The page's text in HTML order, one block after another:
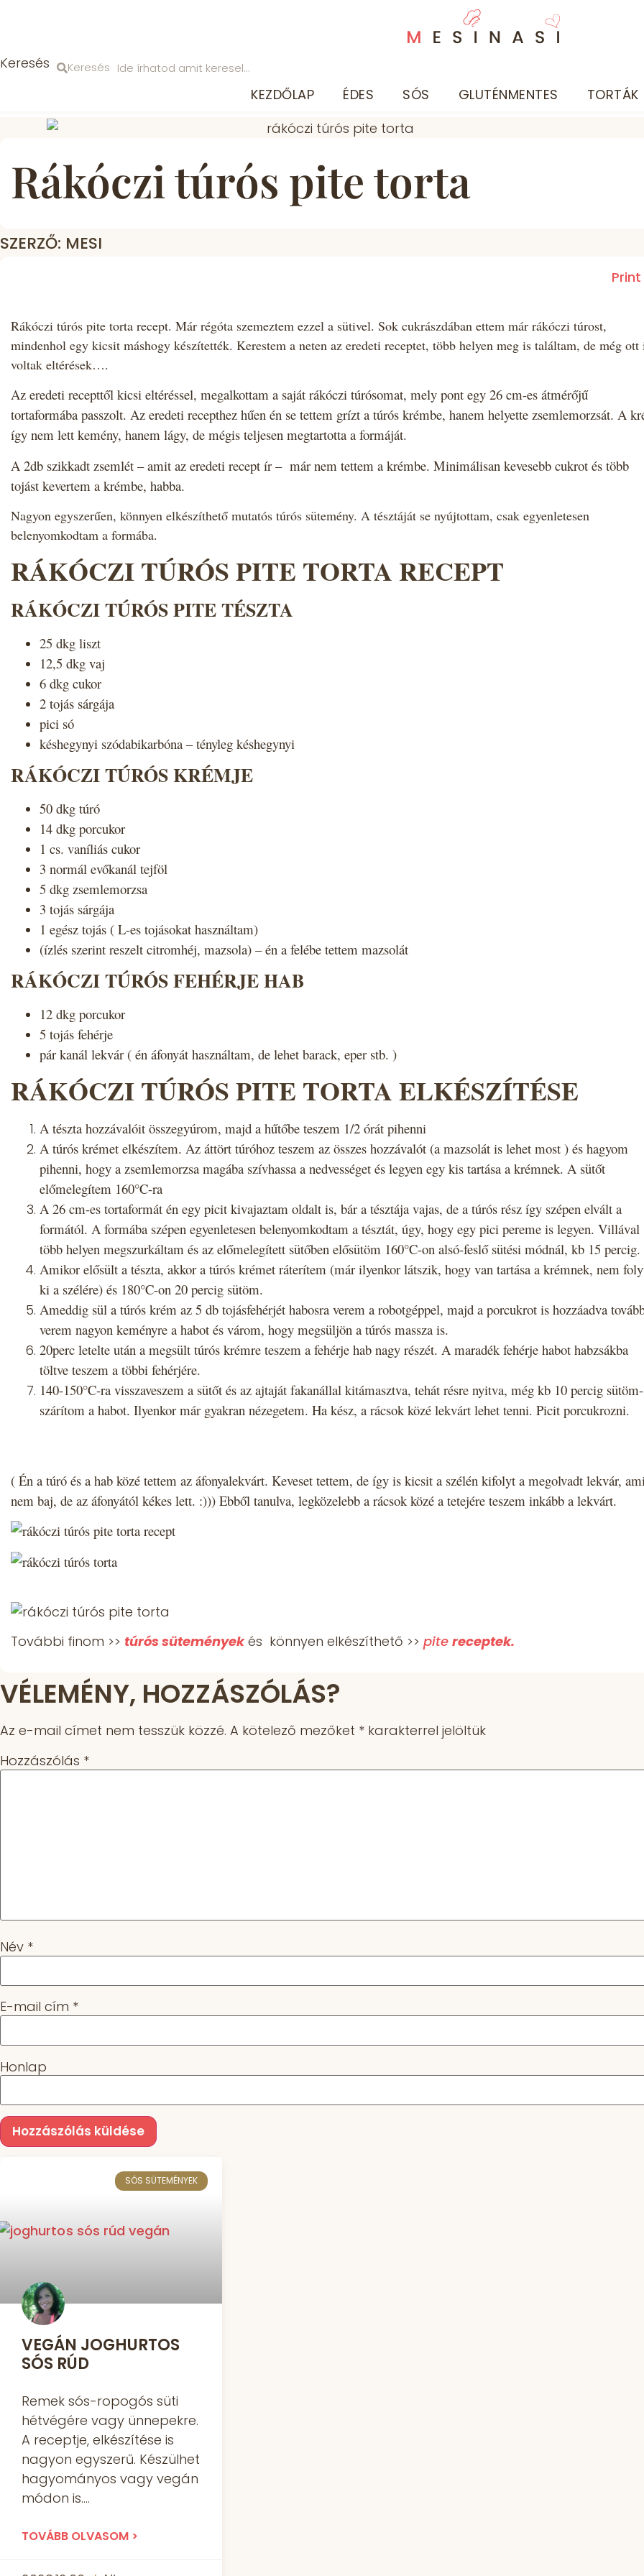
Keresés
Keresés
KEZDŐLAP ÉDES SÓS GLUTÉNMENTES TORTÁK
Rákóczi túrós pite torta
SZERZŐ: MESI
Rákóczi túrós pite torta recept. Már régóta szemeztem ezzel a sütivel. Sok cukrászdában ettem már rákóczi túrost,
mindenhol egy kicsit máshogy készítették. Kerestem a neten az eredeti receptet, több helyen meg is találtam, de még ott
voltak eltérések….
Az eredeti recepttől kicsi eltéréssel, megalkottam a saját rákóczi túrósomat, mely pont egy 26 cm-es átmérőjű
tortaformába passzolt. Az eredeti recepthez hűen én se tettem grízt a túrós krémbe, hanem helyette zsemlemorzsát. A
így nem lett kemény, hanem lágy, de mégis teljesen megtartotta a formáját.
A 2db szikkadt zsemlét – amit az eredeti recept ír – már nem tettem a krémbe. Minimálisan kevesebb cukrot és több
tojást kevertem a krémbe, habba.
Nagyon egyszerűen, könnyen elkészíthető mutatós túrós sütemény. A tésztáját se nyújtottam, csak egyenletesen
belenyomkodtam a formába.
RÁKÓCZI TÚRÓS PITE TORTA RECEPT
RÁKÓCZI TÚRÓS PITE TÉSZTA
25 dkg liszt
12,5 dkg vaj
6 dkg cukor
2 tojás sárgája
pici só
késhegynyi szódabikarbóna – tényleg késhegynyi
RÁKÓCZI TÚRÓS KRÉMJE
50 dkg túró
14 dkg porcukor
1 cs. vaníliás cukor
3 normál evőkanál tejföl
5 dkg zsemlemorzsa
3 tojás sárgája
1 egész tojás ( L-es tojásokat használtam)
(ízlés szerint reszelt citromhéj, mazsola) – én a felébe tettem mazsolát
RÁKÓCZI TÚRÓS FEHÉRJE HAB
12 dkg porcukor
5 tojás fehérje
pár kanál lekvár ( én áfonyát használtam, de lehet barack, eper stb. )
RÁKÓCZI TÚRÓS PITE TORTA ELKÉSZÍTÉSE
A tészta hozzávalóit összegyúrom, majd a hűtőbe teszem 1/2 órát pihenni
A túrós krémet elkészítem. Az áttört túróhoz teszem az összes hozzávalót (a mazsolát is lehet most ) és hagyom
pihenni, hogy a zsemlemorzsa magába szívhassa a nedvességet és legyen egy kis tartása a krémnek. A sütőt
előmelegítem 160°C-ra
A 26 cm-es tortaformát én egy picit kivajaztam oldalt is, bár a tésztája vajas, de a túrós rész így szépen elvált a
formától. A formába szépen egyenletesen belenyomkodtam a tésztát, úgy, hogy egy pici pereme is legyen. Villával
több helyen megszurkáltam és az előmelegített sütőben elősütöm 160°C-on alsó-feslő sütési módnál, kb 15 percig.
Amikor elősült a tészta, akkor a túrós krémet ráterítem (már ilyenkor látszik, hogy van tartása a krémnek, nem
ki a szélére) és 180°C-on 20 percig sütöm.
Ameddig sül a túrós krém az 5 db tojásfehérjét habosra verem a robotgéppel, majd a porcukrot is hozzáadva
verem nagyon keményre a habot és várom, hogy megsüljön a túrós massza is.
20perc letelte után a megsült túrós krémre teszem a fehérje hab nagy részét. A maradék fehérje habot habzsákba
töltve teszem a többi fehérjére.
140-150°C-ra visszaveszem a sütőt és az ajtaját fakanállal kitámasztva, tehát résre nyitva, még kb 10 percig sütöm-
szárítom a habot. Ilyenkor már gyakran nézegetem. Ha kész, a rácsok közé lekvárt lehet tenni. Picit porcukrozni.
( Én a túró és a hab közé tettem az áfonyalekvárt. Keveset tettem, de így is kicsit a szélén kifolyt a megolvadt lekvár,
nem baj, de az áfonyától kékes lett. :))) Ebből tanulva, legközelebb a rácsok közé a tetejére teszem inkább a lekvárt.
További finom >> túrós süteményekés könnyen elkészíthető >> pite receptek.
VÉLEMÉNY, HOZZÁSZÓLÁS?
Az e-mail címet nem tesszük közzé. A kötelező mezőket * karakterrel jelöltük
Hozzászólás *
Név *
E-mail cím *
Honlap
SÓS SÜTEMÉNYEK
VEGÁN JOGHURTOS
SÓS RÚD
Remek sós-ropogós süti
hétvégére vagy ünnepekre.
A receptje, elkészítése is
nagyon egyszerű. Készülhet
hagyományos vagy vegán
módon is.
TOVÁBB OLVASOM >